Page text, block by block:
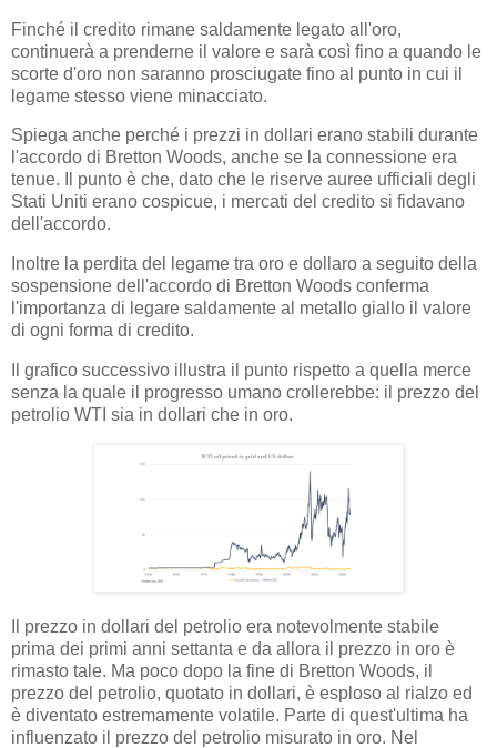
Finché il credito rimane saldamente legato all'oro,
continuerà a prenderne il valore e sarà così fino a quando le
scorte d'oro non saranno prosciugate fino al punto in cui il
legame stesso viene minacciato.
Spiega anche perché i prezzi in dollari erano stabili durante
l'accordo di Bretton Woods, anche se la connessione era
tenue. Il punto è che, dato che le riserve auree ufficiali degli
Stati Uniti erano cospicue, i mercati del credito si fidavano
dell'accordo.
Inoltre la perdita del legame tra oro e dollaro a seguito della
sospensione dell'accordo di Bretton Woods conferma
l'importanza di legare saldamente al metallo giallo il valore
di ogni forma di credito.
Il grafico successivo illustra il punto rispetto a quella merce
senza la quale il progresso umano crollerebbe: il prezzo del
petrolio WTI sia in dollari che in oro.
Il prezzo in dollari del petrolio era notevolmente stabile
prima dei primi anni settanta e da allora il prezzo in oro è
rimasto tale. Ma poco dopo la fine di Bretton Woods, il
prezzo del petrolio, quotato in dollari, è esploso al rialzo ed
è diventato estremamente volatile. Parte di quest'ultima ha
influenzato il prezzo del petrolio misurato in oro. Nel